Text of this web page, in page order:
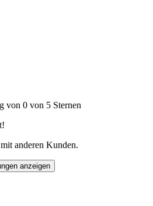
von 0 von 5 Sternen
anderen Kunden.
anzeigen